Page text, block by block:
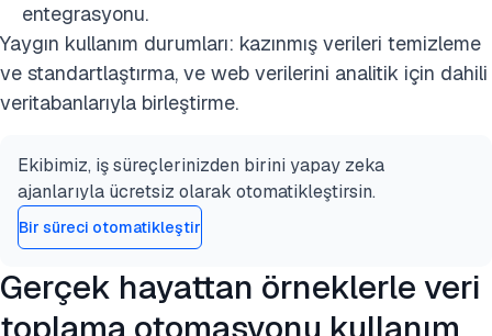
entegrasyonu.
Yaygın kullanım durumları: kazınmış verileri temizleme
ve standartlaştırma, ve web verilerini analitik için dahili
veritabanlarıyla birleştirme.
Ekibimiz, iş süreçlerinizden birini yapay zeka
ajanlarıyla ücretsiz olarak otomatikleştirsin.
Bir süreci otomatikleştir
Gerçek hayattan örneklerle veri